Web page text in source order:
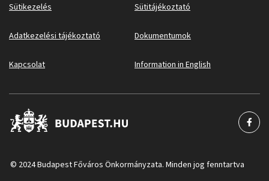
Sütikezelés Sütitájékoztató
Adatkezelési tájékoztató Dokumentumok
Kapcsolat Information in English
© 2024 Budapest Főváros Önkormányzata. Minden jog fenntartva